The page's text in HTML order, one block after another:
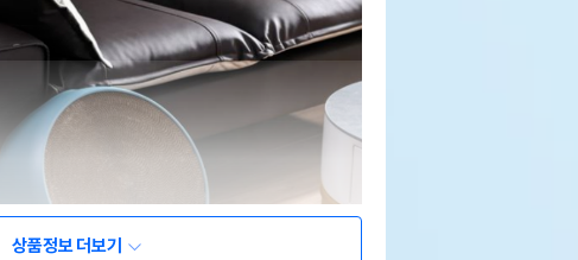
상품정보 더보기